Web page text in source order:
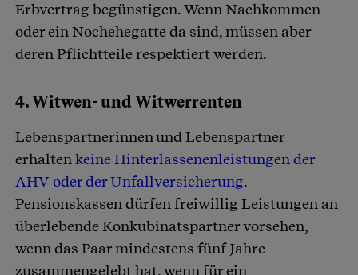
Erbvertrag begünstigen. Wenn Nachkommen
oder ein Nochehegatte da sind, müssen aber
deren Pflichtteile respektiert werden.
4. Witwen- und Witwerrenten
Lebenspartnerinnen und Lebenspartner
erhaltenkeine Hinterlassenenleistungen der
AHV oder der Unfallversicherung.
Pensionskassen dürfen freiwillig Leistungen an
überlebende Konkubinatspartner vorsehen,
wenn das Paar mindestens fünf Jahre
zusammengelebt hat, wenn für ein